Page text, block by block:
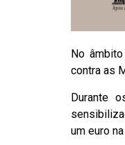
No
contra as
Durante
um euro